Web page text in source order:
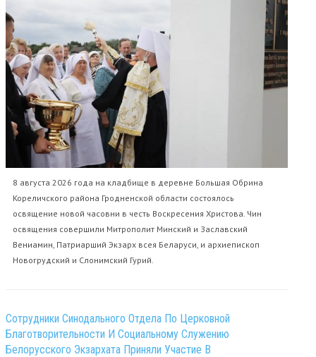
8 августа 2026 года на кладбище в деревне Большая Обрина
Кореличского района Гродненской области состоялось
освящение новой часовни в честь Воскресения Христова. Чин
освящения совершили Митрополит Минский и Заславский
Вениамин, Патриарший Экзарх всея Беларуси, и архиепископ
Новогрудский и Слонимский Гурий.
Сотрудники Синодального Отдела По Церковной
Благотворительности И Социальному Служению
Белорусского Экзархата Приняли Участие В